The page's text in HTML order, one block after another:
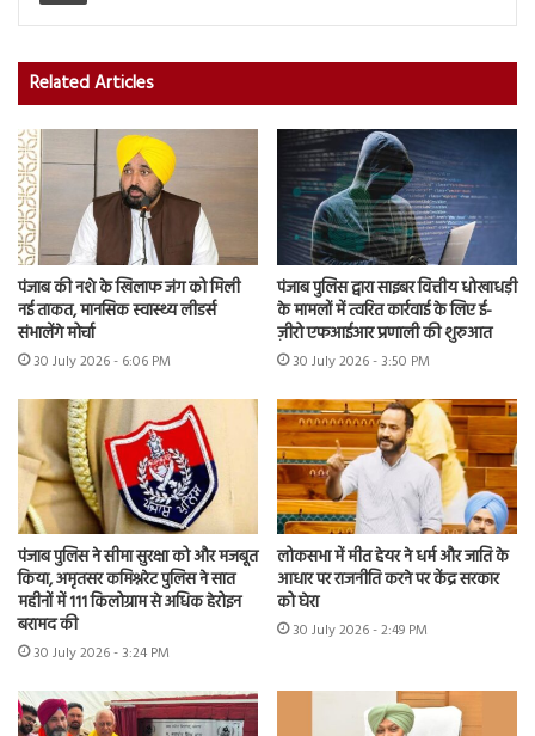
Related Articles
पंजाब की नशे के खिलाफ जंग को मिली
नई ताकत, मानसिक स्वास्थ्य लीडर्स
संभालेंगे मोर्चा
30 July 2026 - 6:06 PM
पंजाब पुलिस द्वारा साइबर वित्तीय धोखाधड़ी
के मामलों में त्वरित कार्रवाई के लिए ई-
ज़ीरो एफआईआर प्रणाली की शुरुआत
30 July 2026 - 3:50 PM
पंजाब पुलिस ने सीमा सुरक्षा को और मजबूत
किया, अमृतसर कमिश्नरेट पुलिस ने सात
महीनों में 111 किलोग्राम से अधिक हेरोइन
बरामद की
30 July 2026 - 3:24 PM
लोकसभा में मीत हेयर ने धर्म और जाति के
आधार पर राजनीति करने पर केंद्र सरकार
को घेरा
30 July 2026 - 2:49 PM